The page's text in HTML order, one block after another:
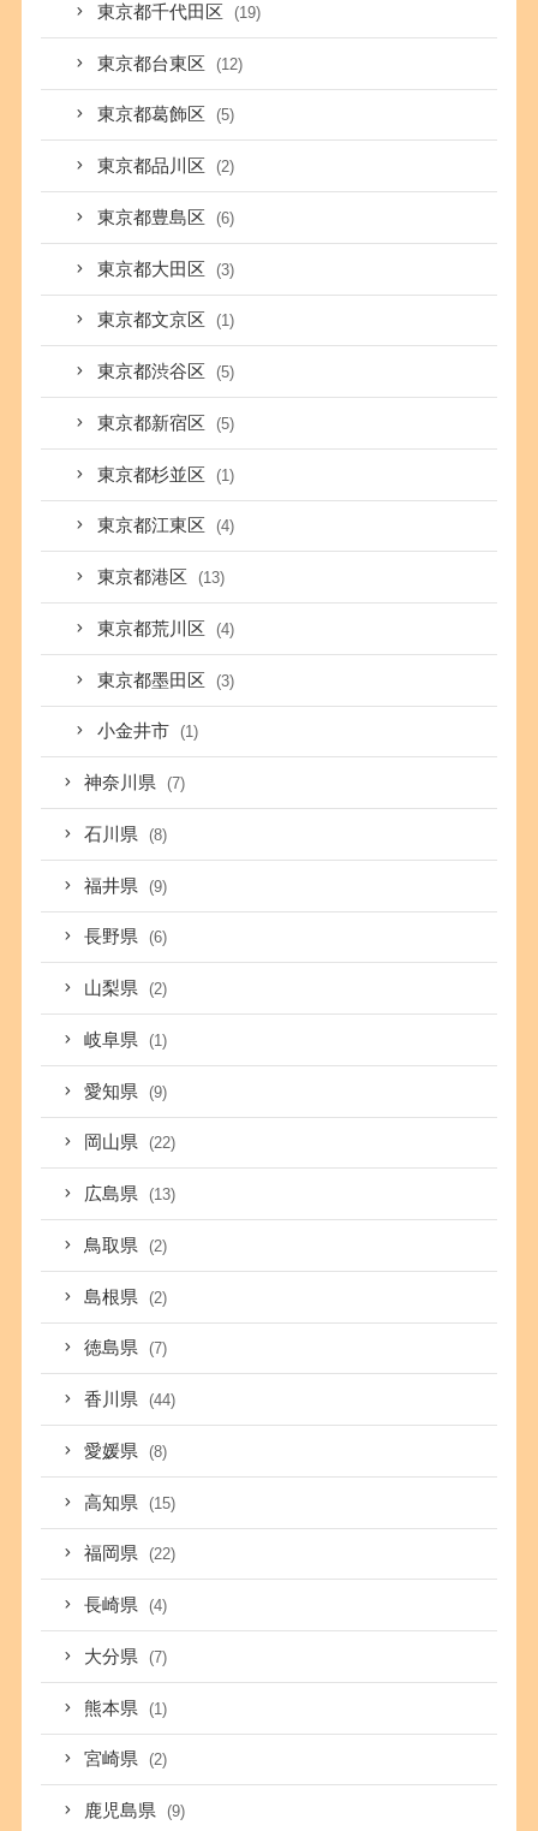
東京都千代田区 (19)
東京都台東区 (12)
東京都葛飾区 (5)
東京都品川区 (2)
東京都豊島区 (6)
東京都大田区 (3)
東京都文京区 (1)
東京都渋谷区 (5)
東京都新宿区 (5)
東京都杉並区 (1)
東京都江東区 (4)
東京都港区 (13)
東京都荒川区 (4)
東京都墨田区 (3)
小金井市 (1)
神奈川県 (7)
石川県 (8)
福井県 (9)
長野県 (6)
山梨県 (2)
岐阜県 (1)
愛知県 (9)
岡山県 (22)
広島県 (13)
鳥取県 (2)
島根県 (2)
徳島県 (7)
香川県 (44)
愛媛県 (8)
高知県 (15)
福岡県 (22)
長崎県 (4)
大分県 (7)
熊本県 (1)
宮崎県 (2)
鹿児島県 (9)